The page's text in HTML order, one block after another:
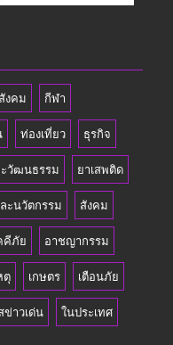
งคม กีฬา
ท่องเที่ยว ธุรกิจ
วัฒนธรรม ยาเสพติด
ะนวัตกรรม สังคม
คีภัย อาชญากรรม
ตุ เกษตร เตือนภัย
ข่าวเด่น ในประเทศ